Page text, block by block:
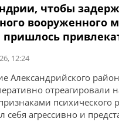
чтобы
вооруженного
12:24
Александрийского
отреагировали
психического
себя агрессивно и